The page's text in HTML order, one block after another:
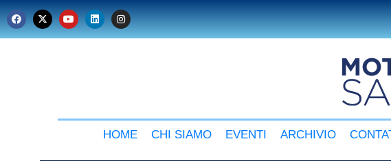
HOME CHI SIAMO EVENTI ARCHIVIO